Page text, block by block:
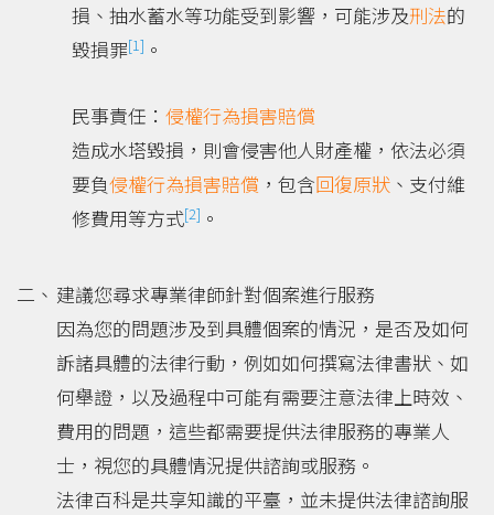
損、抽水蓄水等功能受到影響，可能涉及刑法的
毀損罪[1] 。
民事責任： 侵權行為損害賠償
造成水塔毀損，則會侵害他人財產權，依法必須
要負侵權行為損害賠償 ，包含回復原狀 、支付維
修費用等方式[2] 。
建議您尋求專業律師針對個案進行服務
因為您的問題涉及到具體個案的情況，是否及如何
訴諸具體的法律行動，例如如何撰寫法律書狀、如
何舉證，以及過程中可能有需要注意法律上時效、
費用的問題，這些都需要提供法律服務的專業人
士，視您的具體情況提供諮詢或服務。
法律百科是共享知識的平臺，並未提供法律諮詢服